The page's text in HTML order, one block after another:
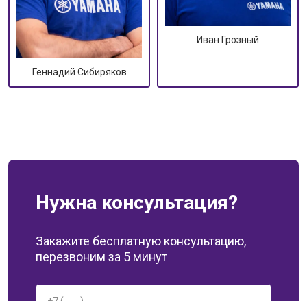
Геннадий Сибиряков
Иван Грозный
Нужна консультация?
Закажите бесплатную консультацию,
перезвоним за 5 минут